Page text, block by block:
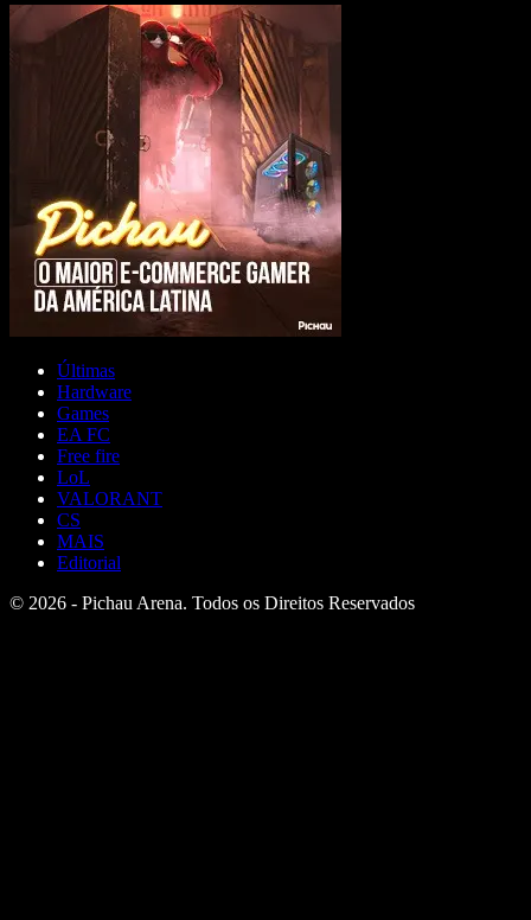
Últimas
Hardware
Games
EA FC
Free fire
LoL
VALORANT
CS
MAIS
Editorial
© 2026 - Pichau Arena. Todos os Direitos Reservados